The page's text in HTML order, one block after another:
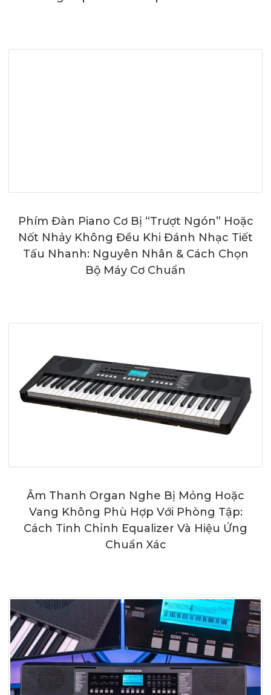
Phím Đàn Piano Cơ Bị “Trượt Ngón” Hoặc
Nốt Nhảy Không Đều Khi Đánh Nhạc Tiết
Tấu Nhanh: Nguyên Nhân & Cách Chọn
Bộ Máy Cơ Chuẩn
Âm Thanh Organ Nghe Bị Mỏng Hoặc
Vang Không Phù Hợp Với Phòng Tập:
Cách Tinh Chỉnh Equalizer Và Hiệu Ứng
Chuẩn Xác